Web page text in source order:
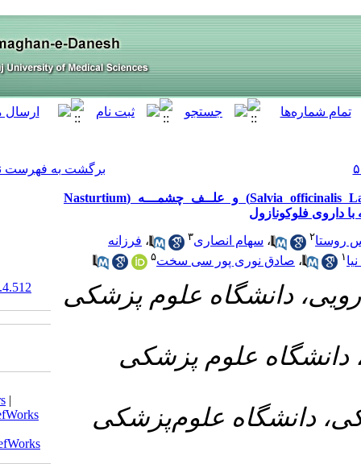
تأثیـر عصـاره هیدروالکلـی گیاهان مریم‌گلی(Salvia officinalis Labiatae) و علــف چشمـــه (Nasturtium
،فرزانه
سخت۵
پزشکی
پزشکی
‎ 10.61186/armaghanj.29.4.512
BibTeX
ProCite
Reference Manager |RefWorks
Mendeley